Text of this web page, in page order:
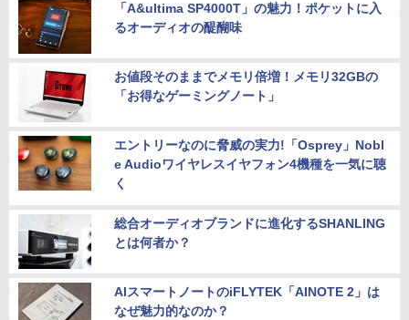
「A&ultima SP4000T」の魅力！ポケットに入
るオーディオの醍醐味
お値段そのままでメモリ倍増！メモリ32GBの
「お得なゲーミングノート」
エントリーなのに脅威の実力!「Osprey」Nobl
e Audioワイヤレスイヤフォン4機種を一気に聴
く
総合オーディオブランドに進化するSHANLING
とは何者か？
AIスマートノートのiFLYTEK「AINOTE 2」は
なぜ魅力的なのか？